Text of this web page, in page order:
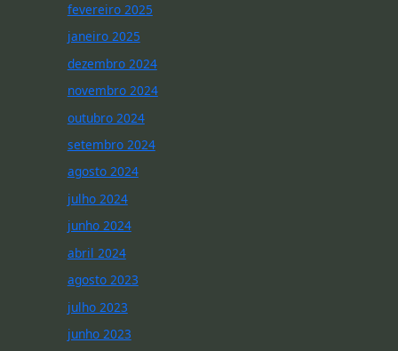
fevereiro 2025
janeiro 2025
dezembro 2024
novembro 2024
outubro 2024
setembro 2024
agosto 2024
julho 2024
junho 2024
abril 2024
agosto 2023
julho 2023
junho 2023